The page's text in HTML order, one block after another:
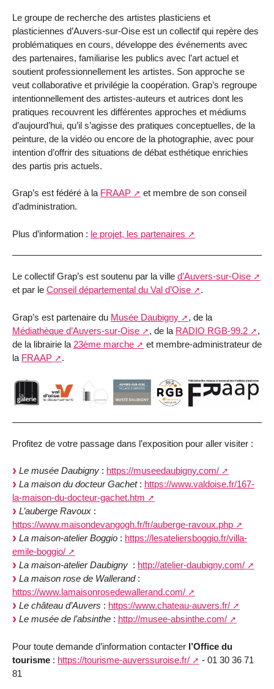
Le groupe de recherche des artistes plasticiens et
plasticiennes d’Auvers-sur-Oise est un collectif qui repère des
problématiques en cours, développe des événements avec
des partenaires, familiarise les publics avec l’art actuel et
soutient professionnellement les artistes. Son approche se
veut collaborative et privilégie la coopération. Grap’s regroupe
intentionnellement des artistes-auteurs et autrices dont les
pratiques recouvrent les différentes approches et médiums
d’aujourd’hui, qu’il s’agisse des pratiques conceptuelles, de la
peinture, de la vidéo ou encore de la photographie, avec pour
intention d’offrir des situations de débat esthétique enrichies
des partis pris actuels.
Grap’s est fédéré à la FRAAP
et membre de son conseil
d’administration.
Plus d’information : le projet, les partenaires
Le collectif Grap’s est soutenu par la ville d’Auvers-sur-Oise
et par le Conseil départemental du Val d’Oise .
Grap’s est partenaire du Musée Daubigny
, de la
Médiathèque d’Auvers-sur-Oise
, de la RADIO RGB-99.2
,
de la librairie la 23ème marche
et membre-administrateur de
la FRAAP .
Profitez de votre passage dans l’exposition pour aller visiter :
Le musée Daubigny : https://museedaubigny.com/
La maison du docteur Gachet: https://www.valdoise.fr/167-
la-maison-du-docteur-gachet.htm
L’auberge Ravoux :
https://www.maisondevangogh.fr/fr/auberge-ravoux.php
La maison-atelier Boggio : https://lesateliersboggio.fr/villa-
emile-boggio/
La maison-atelier Daubigny : http://atelier-daubigny.com/
La maison rose de Wallerand:
https://www.lamaisonrosedewallerand.com/
Le château d’Auvers : https://www.chateau-auvers.fr/
Le musée de l’absinthe : http://musee-absinthe.com/
Pour toute demande d’information contacter l’Office du
tourisme : https://tourisme-auverssuroise.fr/
- 01 30 36 71
81